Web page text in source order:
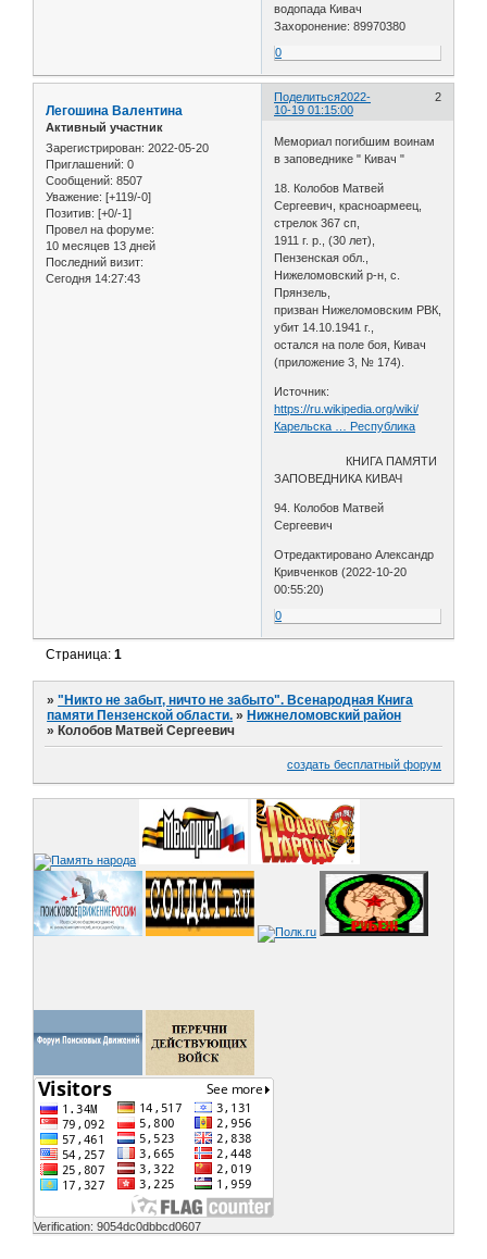
водопада Кивач
Захоронение: 89970380
0
Поделиться 2
2022-
10-19 01:15:00
Легошина Валентина
Активный участник
Зарегистрирован: 2022-05-20
Приглашений: 0
Сообщений: 8507
Уважение: [+119/-0]
Позитив: [+0/-1]
Провел на форуме:
10 месяцев 13 дней
Последний визит:
Сегодня 14:27:43
Мемориал погибшим воинам
в заповеднике " Кивач "
18. Колобов Матвей
Сергеевич, красноармеец,
стрелок 367 сп,
1911 г. р., (30 лет),
Пензенская обл.,
Нижеломовский р-н, с.
Прянзель,
призван Нижеломовским РВК,
убит 14.10.1941 г.,
остался на поле боя, Кивач
(приложение 3, № 174).
Источник:
https://ru.wikipedia.org/wiki/
Карельска … Республика
КНИГА ПАМЯТИ
ЗАПОВЕДНИКА КИВАЧ
94. Колобов Матвей
Сергеевич
Отредактировано Александр
Кривченков (2022-10-20
00:55:20)
0
Страница:1
»"Никто не забыт, ничто не забыто". Всенародная Книга
памяти Пензенской области. »Нижнеломовский район
»Колобов Матвей Сергеевич
создать бесплатный форум
Verification: 9054dc0dbbcd0607